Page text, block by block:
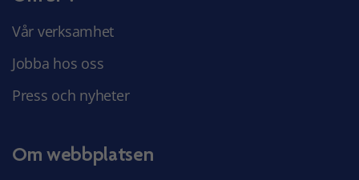
Vår verksamhet
Jobba hos oss
Press och nyheter
Om webbplatsen